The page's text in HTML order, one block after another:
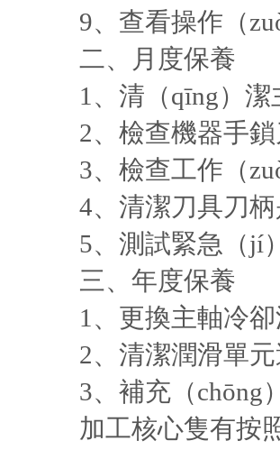
9、查看操作（zuò
二、月度保養
1、清（qīng）潔
2、檢查機器手鎖
3、檢查工作（zuò
4、清潔刀具刀柄
5、測試緊急（jí）
三、年度保養
1、更換主軸冷卻
2、清潔潤滑單元
3、補充（chōng）
加工核心隻有按照